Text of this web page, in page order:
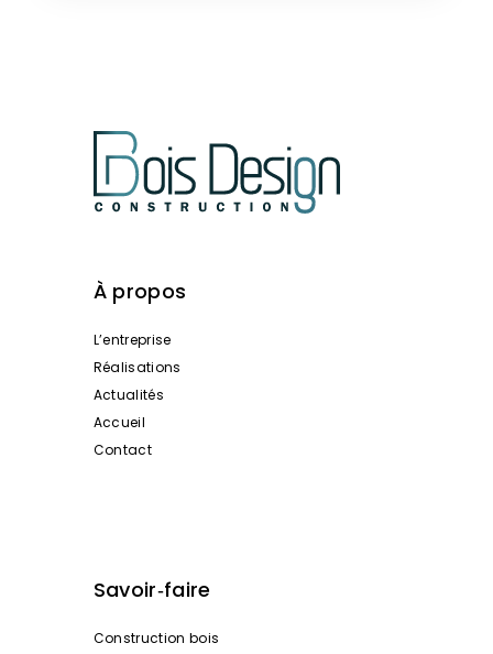
À propos
L’entreprise
Réalisations
Actualités
Accueil
Contact
Savoir‑faire
Construction bois